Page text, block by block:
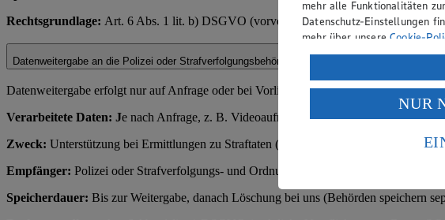
Rechtsgrundlage: Art. 6 Abs. 1 lit. b) DSGVO (vorvertragliche Maßnahmen); § 26
Datenweitergabe an die Polizei oder Strafverfolgungsbehörden
Datenweitergabe erfolgt nur auf Anfrage oder bei Vorliegen eines rechtlichen Grunds.
Verarbeitete Daten: Je nach Anfrage, z. B. Videoaufnahmen, Zahlungsdaten oder
Zweck: Unterstützung bei Ermittlungen zu Straftaten (z. B. Diebstahl).
Empfänger: Polizei oder Strafverfolgungs- und Ordnungsbehörden.
Speicherdauer: Bis zur Weitergabe, danach Löschung bei uns (Behörden speichern
mehr alle Funktionalitäten
Datenschutz-Einstellungen
mehr über unsereCookie-
Verarbeitung deiner
Wenn du auf „Aktivieren“
ein, dass deine Daten in
einem nach europäischen
Risiko eines Zugriffs durch
NUR